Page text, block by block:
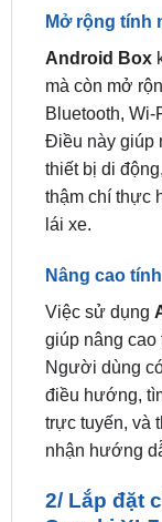
giải trí độc
hành khách
Mở rộng tính
Android Box
mà còn mở
Bluetooth, Wi-
Điều này giúp
thậm chí thực
lái xe.
Nâng cao
Việc sử dụng
giúp nâng cao
Người dùng
trực tuyến, và